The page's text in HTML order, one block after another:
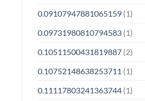
0.09107947881065159(1)
0.09731980810794583(1)
0.10511500431819887(2)
0.10752148638253711 (1)
0.11117803241363744(1)